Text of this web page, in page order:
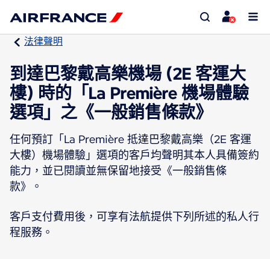
法律聲明
到達巴黎戴高樂機場 (2E 客運大
樓) 時的「La Première 機場體驗
選項」之《一般銷售條款》
任何預訂「La Première 抵達巴黎戴高樂（2E 客運
大樓）機場體驗」選項的客戶均聲明其本人具備簽約
能力，並已閱讀並無保留地接受《一般銷售條
款》。
客戶支付費用後，可享有法航提供下列所述的私人行
程服務。